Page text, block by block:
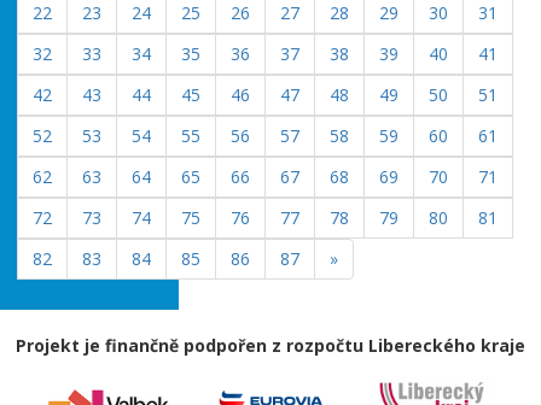
22
23 24 25 26 27 28 29 30
31
32
33 34 35 36 37 38 39 40
41
42
43 44 45 46 47 48 49 50
51
52
53 54 55 56 57 58 59 60
61
62
63 64 65 66 67 68 69 70
71
72
73 74 75 76 77 78 79 80
81
82
83 84 85 86 87 »
Projekt je finančně podpořen z rozpočtu Libereckého kraje